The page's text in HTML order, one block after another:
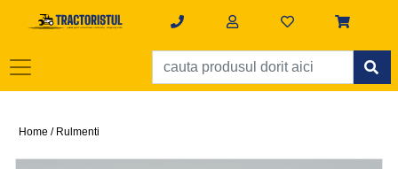
Home / Rulmenti